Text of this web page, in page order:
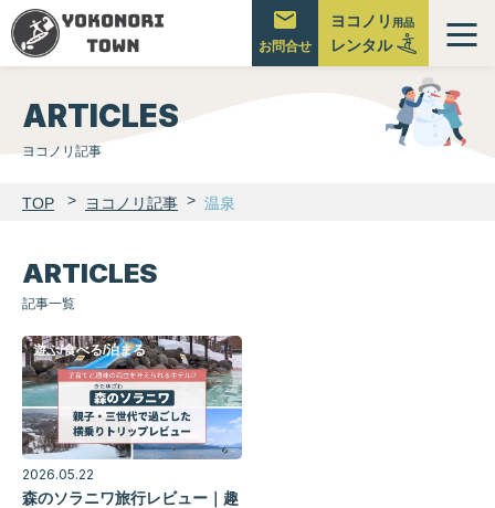
ヨコノリ 用品
レンタル
お問合せ
メ
ー
ARTICLES
ヨコノリ記事
TOP ヨコノリ記事 温泉
ARTICLES
記事一覧
遊ぶ/食べる/泊まる
2026.05.22
森のソラニワ旅行レビュー｜趣